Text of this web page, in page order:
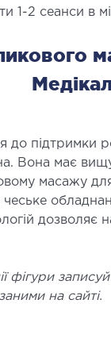
1-2 сеанси в
до підтримки
Вона має
масажу для
чеське
на сайті.